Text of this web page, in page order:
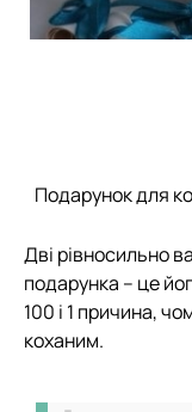
Подарунок для
Дві рівносильно
подарунка – це
100 і 1 причина,
коханим.